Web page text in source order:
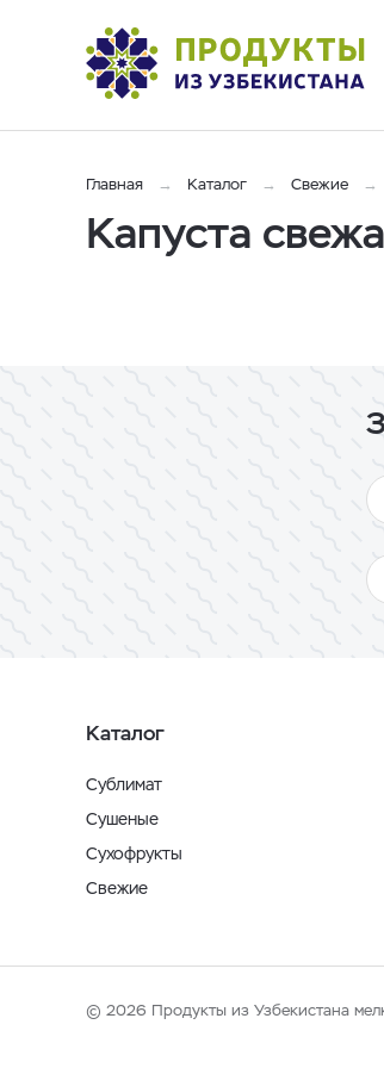
Главная Каталог Свежие
Капуста
Каталог
Сублимат
Сушеные
Сухофрукты
Свежие
© 2026 Продукты из Узбекистана